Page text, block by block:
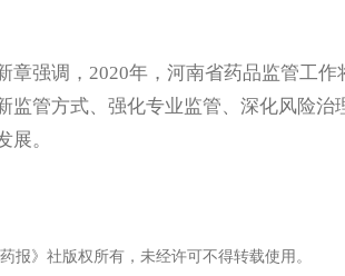
章强调，2020年，河南省药品监管工
监管方式、强化专业监管、深化风险
展。
药报》社版权所有，未经许可不得转载使用。